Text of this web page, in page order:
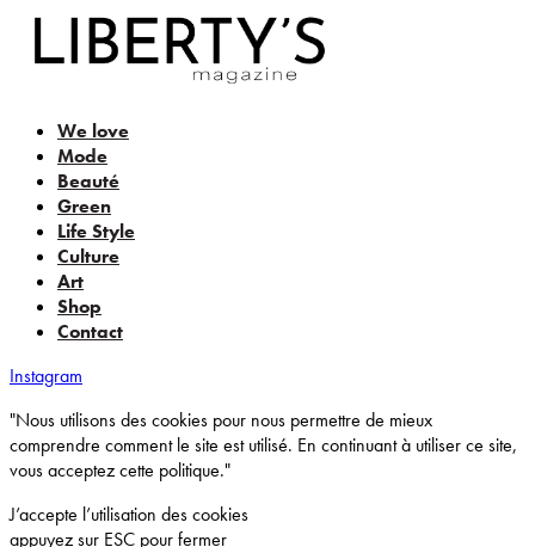
We love
Mode
Beauté
Green
Life Style
Culture
Art
Shop
Contact
Instagram
"Nous utilisons des cookies pour nous permettre de mieux
comprendre comment le site est utilisé. En continuant à utiliser ce site,
vous acceptez cette politique."
J’accepte l’utilisation des cookies
appuyez sur ESC pour fermer